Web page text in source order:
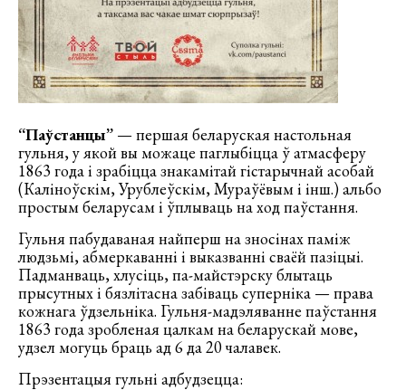
“Паўстанцы” — першая беларуская настольная
гульня, у якой вы можаце паглыбіцца ў атмасферу
1863 года і зрабіцца знакамітай гістарычнай асобай
(Каліноўскім, Урублеўскім, Мураўёвым і інш.) альбо
простым беларусам і ўплываць на ход паўстання.
Гульня пабудаваная найперш на зносінах паміж
людзьмі, абмеркаванні і выказванні сваёй пазіцыі.
Падманваць, хлусіць, па-майстэрску блытаць
прысутных і бязлітасна забіваць суперніка — права
кожнага ўдзельніка. Гульня-мадэляванне паўстання
1863 года зробленая цалкам на беларускай мове,
удзел могуць браць ад 6 да 20 чалавек.
Прэзентацыя гульні адбудзецца: